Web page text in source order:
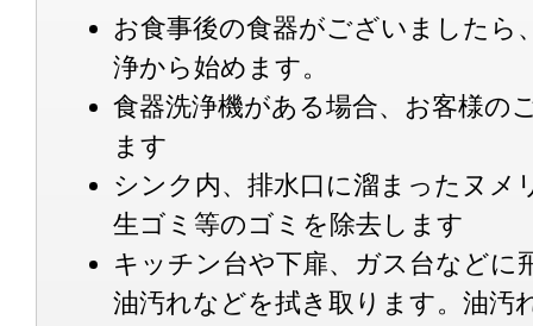
お食事後の食器がございましたら
浄から始めます。
食器洗浄機がある場合、お客様の
ます
シンク内、排水口に溜まったヌメ
生ゴミ等のゴミを除去します
キッチン台や下扉、ガス台などに
油汚れなどを拭き取ります。油汚